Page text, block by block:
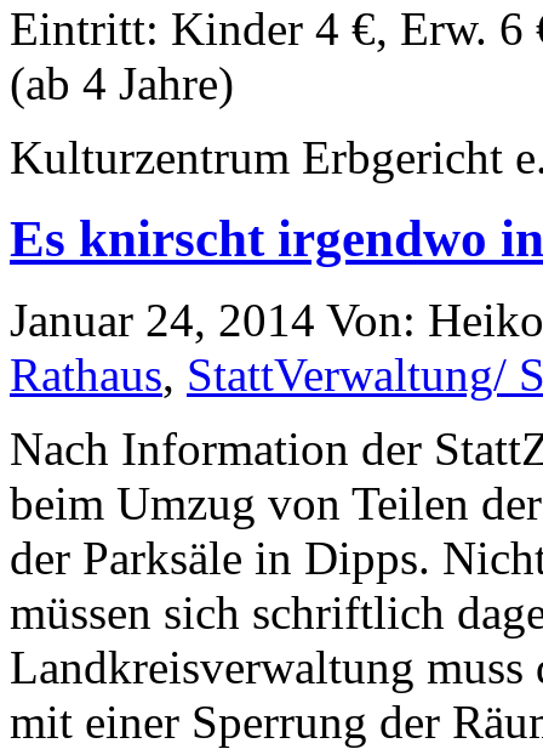
Eintritt: Kinder 4 €, Erw. 6
(ab 4 Jahre)
Kulturzentrum Erbgericht
Es knirscht irgendwo
Januar 24, 2014 Von:
Rathaus, StattVerwaltung/
Nach Information der
beim Umzug von Teilen
der Parksäle in Dipps.
müssen sich schriftlich
Landkreisverwaltung muss
mit einer Sperrung der